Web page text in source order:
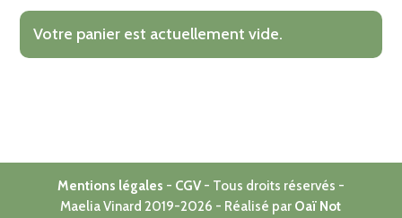
Votre panier est actuellement vide.
Mentions légales - CGV- Tous droits réservés -
Maelia Vinard 2019-2026 - Réalisé par Oaï Not